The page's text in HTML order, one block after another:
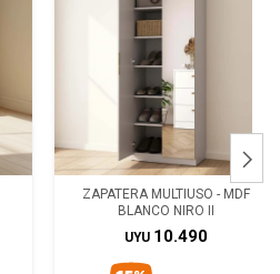
ZAPATERA MULTIUSO - MDF
BLANCO NIRO II
UYU 10.490
